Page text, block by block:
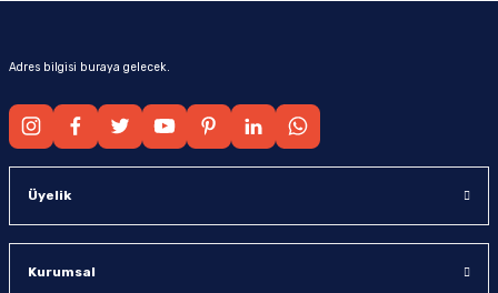
Adres bilgisi buraya gelecek.
Üyelik
Kurumsal